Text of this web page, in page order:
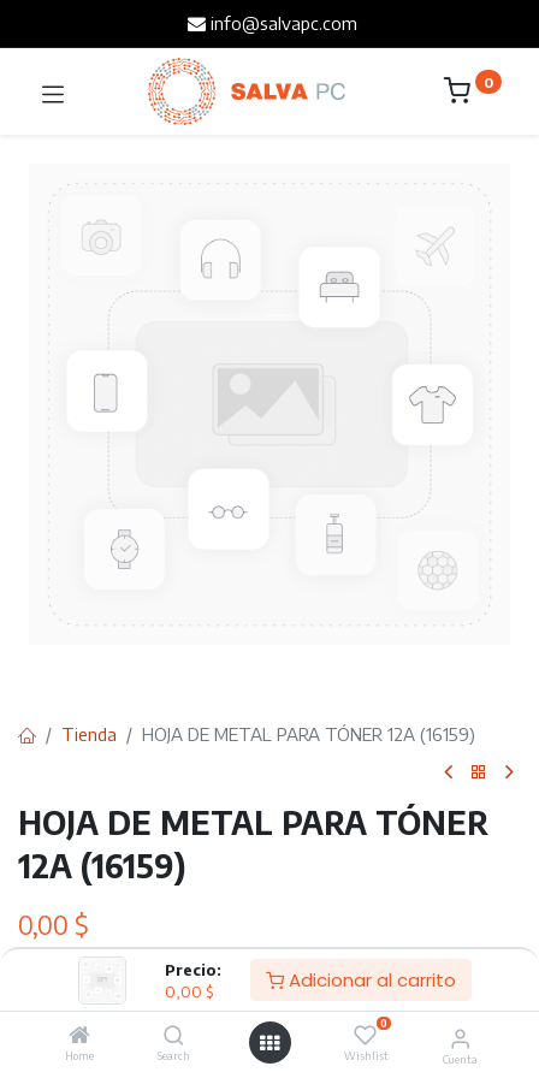
Precio:
0,00 $ Adicionar al carrito
Home Search
0
Wishlist Cuenta
info@salvapc.com
0
Tienda HOJA DE METAL PARA TÓNER 12A (16159)
HOJA DE METAL PARA TÓNER
12A (16159)
0,00 $
Adicionar al carrito
Agregar a lista de deseos